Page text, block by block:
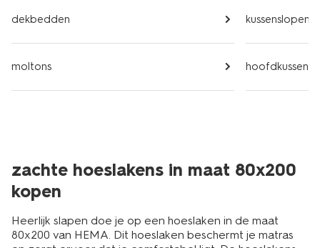
dekbedden
moltons
kussenslopen
hoofdkussens
zachte hoeslakens in maat 80x200
kopen
Heerlijk slapen doe je op een hoeslaken in de maat
80x200 van HEMA. Dit hoeslaken beschermt je matras